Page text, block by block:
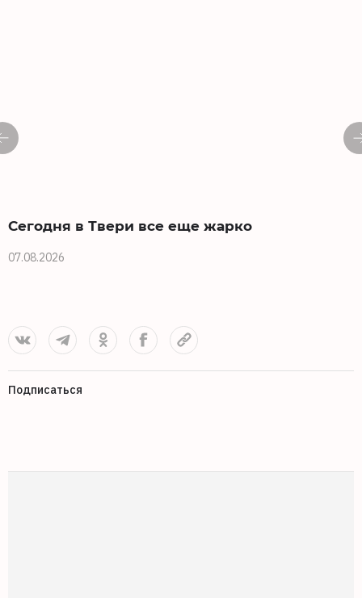
Сегодня в Твери все еще жарко
07.08.2026
Подписаться